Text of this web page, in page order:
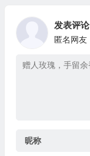
发表评论
匿名网友
昵称